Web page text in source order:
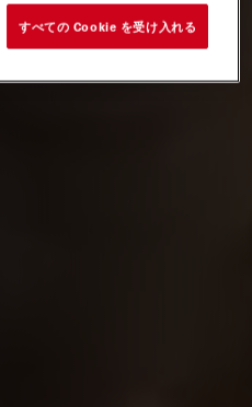
すべての Cookie を受け入れる